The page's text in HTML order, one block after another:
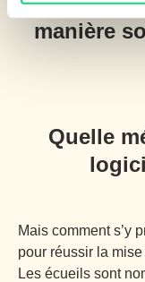
manière
Quelle
Mais comment s’y
pour réussir la
Les écueils sont